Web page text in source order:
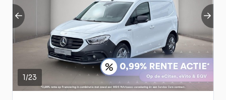
1/23